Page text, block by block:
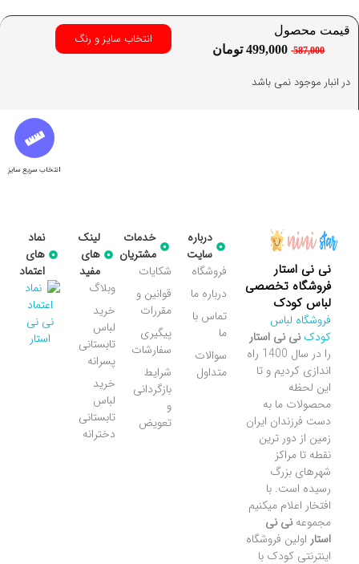
قیمت محصول
587,000
499,000 تومان
انتخاب سایز و رنگ
در انبار موجود نمی باشد
انتخاب سریع سایز
نی نی استار
فروشگاه تخصصی
لباس کودک
فروشگاه لباس
کودک نی نی استار
را در سال 1400 راه
اندازی کردیم و تا
این لحظه
محصولات ما به
دست فرزندان ایران
زمین از دور ترین
نقطه تا مراکز
شهرهای بزرگ
رسیده است. با
افتخار اعلام میکنیم
مجموعهنی نی
استار اولین فروشگاه
اینترنتی کودک با
درباره
سایت
فروشگاه
درباره ما
تماس با
ما
سوالات
متداول
خدمات
مشتریان
شکایات
قوانین و
مقررات
پیگیری
سفارشات
شرایط
بازگردانی
و
تعویض
لینک
های
مفید
وبلاگ
خرید
لباس
تابستانی
پسرانه
خرید
لباس
تابستانی
دخترانه
نماد
های
اعتماد